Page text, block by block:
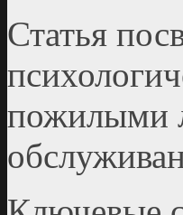
Статья
пожилыми